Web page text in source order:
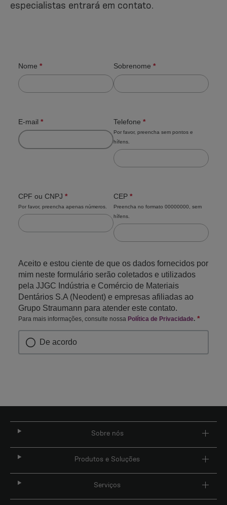
especialistas entrará em contato.
Nome * Sobrenome *
E-mail *
requer um endereço
Telefone *
Por favor, preencha sem pontos e
hífens.
Esta pergunta requer um
formato de número válido.
CPF ou CNPJ *
Por favor, preencha apenas números.
Esta pergunta requer um
formato de número válido.
CEP *
Preencha no formato 00000000, sem
hífens.
Esta pergunta requer um
formato de número válido.
Aceito e estou ciente de que os dados fornecidos por
mim neste formulário serão coletados e utilizados
pela JJGC Indústria e Comércio de Materiais
Dentários S.A (Neodent) e empresas afiliadas ao
Grupo Straumann para atender este contato.
Para mais informações, consulte nossa Política de Privacidade. *
De acordo
Sobre nós
Produtos e Soluções
Serviços